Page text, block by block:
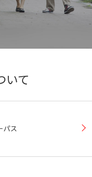
いて
パス